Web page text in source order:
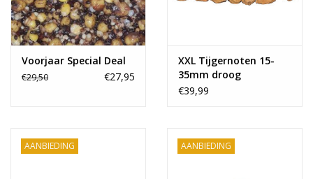
Voorjaar Special Deal
€29,50 €27,95
XXL Tijgernoten 15-
35mm droog
€39,99
AANBIEDING AANBIEDING